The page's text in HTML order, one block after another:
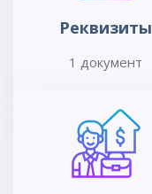
Реквизиты
1 документ